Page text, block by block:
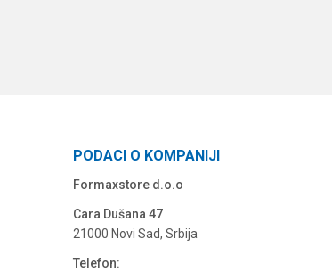
PODACI O KOMPANIJI
Formaxstore d.o.o
Cara Dušana 47
21000 Novi Sad, Srbija
Telefon: